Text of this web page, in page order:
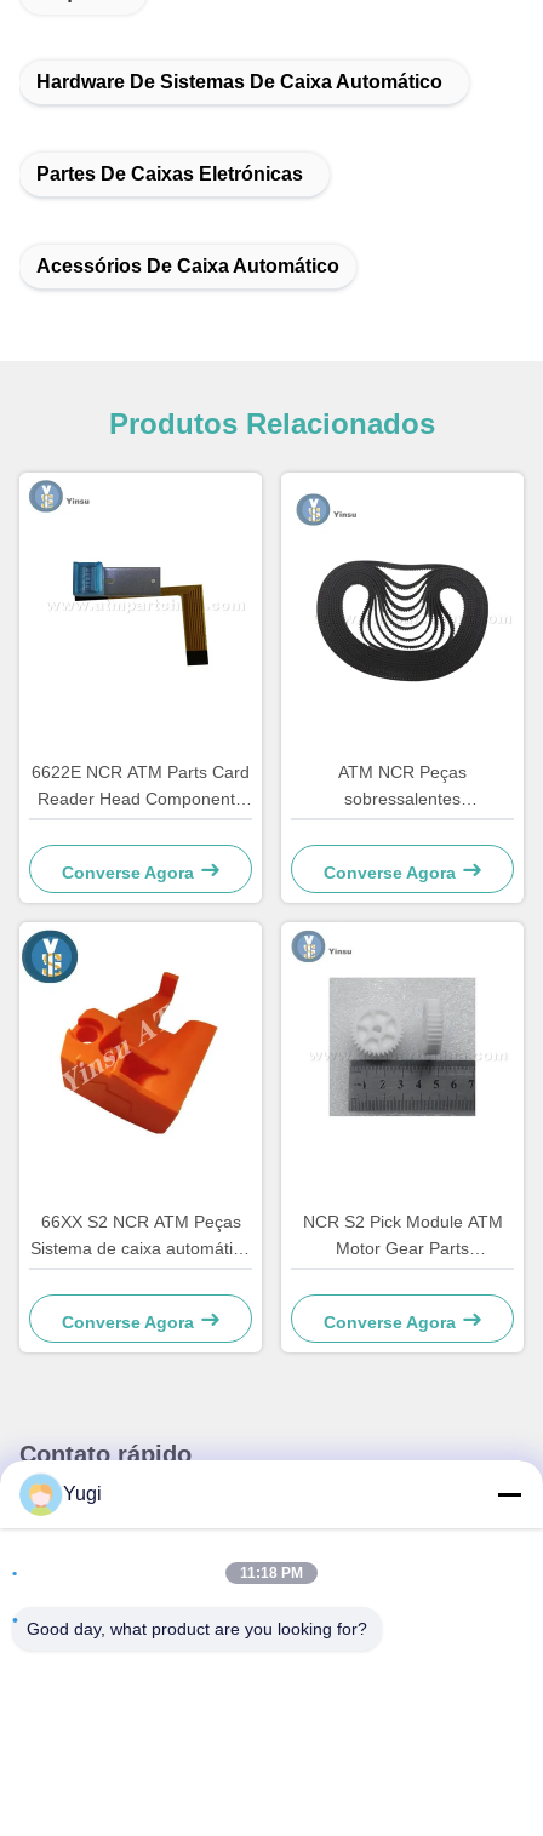
Hardware De Sistemas De Caixa Automático
Partes De Caixas Eletrónicas
Acessórios De Caixa Automático
Produtos Relacionados
6622E NCR ATM Parts Card
Reader Head Componente
de renovação
Converse Agora
ATM NCR Peças
sobressalentes
apresentador acesso frontal
LVDT cinto 4450544331
Converse Agora
66XX S2 NCR ATM Peças
Sistema de caixa automático
Hardware Plástico C
Retratador 4450759179
Converse Agora
NCR S2 Pick Module ATM
Motor Gear Parts
4450756286 OEM
Converse Agora
Contato rápido
Endereço
EastRoad, Shunjiang Community Industrial Park, Beijiao
Yugi
11:18 PM
Good day, what product are you looking for?